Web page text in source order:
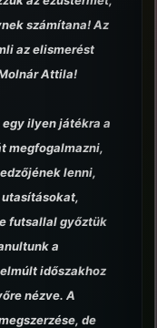
számítana! Az
az elismerést
Attila!
ilyen játékra a
megfogalmazni,
lenni,
futsallal győztük
a
időszakhoz
nézve. A
de